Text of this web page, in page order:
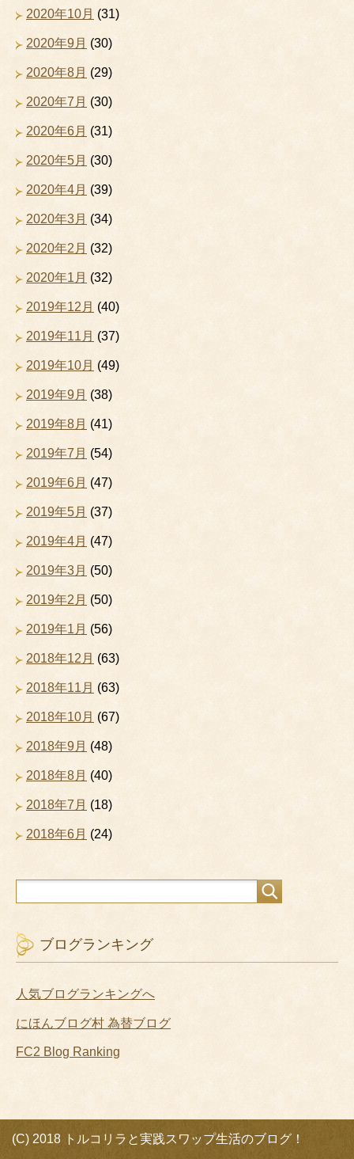
2020年10月 (31)
2020年9月 (30)
2020年8月 (29)
2020年7月 (30)
2020年6月 (31)
2020年5月 (30)
2020年4月 (39)
2020年3月 (34)
2020年2月 (32)
2020年1月 (32)
2019年12月 (40)
2019年11月 (37)
2019年10月 (49)
2019年9月 (38)
2019年8月 (41)
2019年7月 (54)
2019年6月 (47)
2019年5月 (37)
2019年4月 (47)
2019年3月 (50)
2019年2月 (50)
2019年1月 (56)
2018年12月 (63)
2018年11月 (63)
2018年10月 (67)
2018年9月 (48)
2018年8月 (40)
2018年7月 (18)
2018年6月 (24)
ブログランキング
人気ブログランキングへ
にほんブログ村 為替ブログ
FC2 Blog Ranking
(C) 2018 トルコリラと実践スワップ生活のブログ！